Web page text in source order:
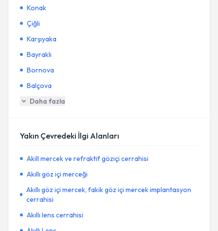
Konak
Çiğli
Karşıyaka
Bayraklı
Bornova
Balçova
Daha fazla
Yakın Çevredeki İlgi Alanları
Akill mercek ve refraktif göziçi cerrahisi
Akıllı göz içi merceği
Akıllı göz içi mercek, fakik göz içi mercek implantasyon
cerrahisi
Akıllı lens cerrahisi